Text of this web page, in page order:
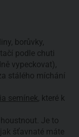
borůvky,
podle chuti
vypeckovat),
stálého míchání
semínek, které k
Je to
šťavnaté máte